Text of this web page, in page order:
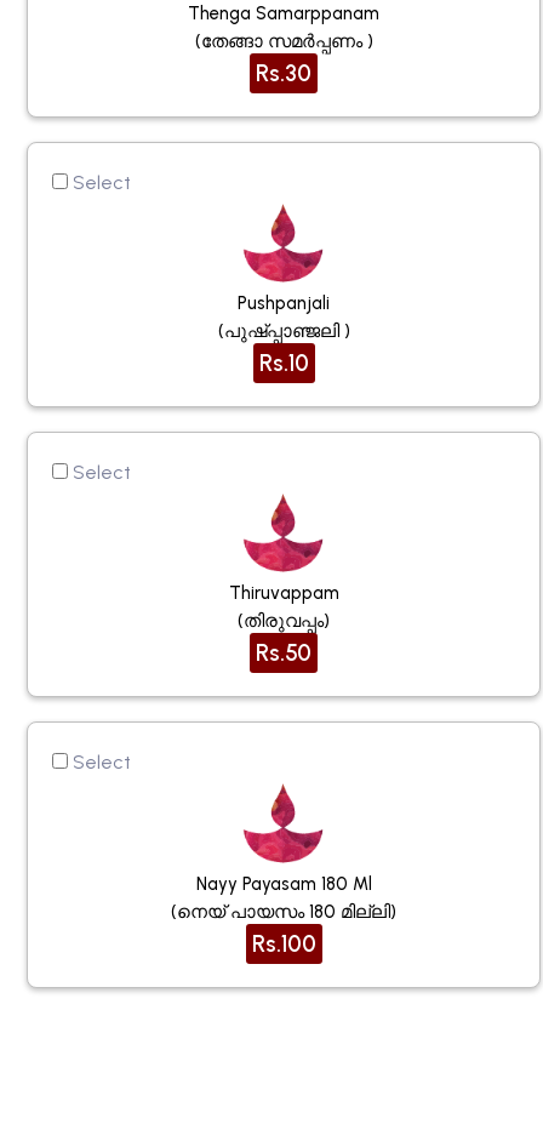
Thenga Samarppanam
(തേങ്ങാ സമർപ്പണം )
Rs.30
Select
Pushpanjali
(പുഷ്പ്പാഞ്ജലി )
Rs.10
Select
Thiruvappam
(തിരുവപ്പം)
Rs.50
Select
Nayy Payasam 180 Ml
(നെയ് പായസം 180 മില്ലി)
Rs.100